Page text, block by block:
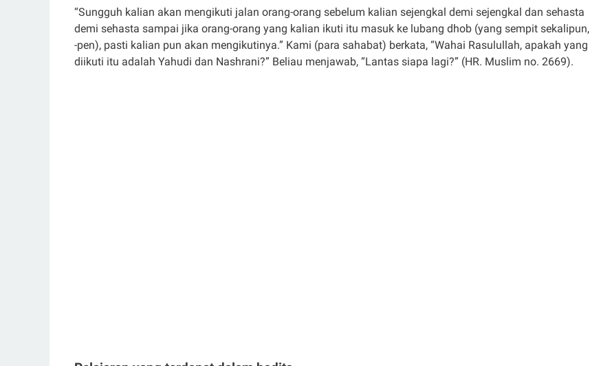
“Sungguh kalian akan mengikuti jalan orang-orang sebelum kalian sejengkal demi sejengkal dan sehasta
demi sehasta sampai jika orang-orang yang kalian ikuti itu masuk ke lubang dhob (yang sempit sekalipun,
-pen), pasti kalian pun akan mengikutinya.” Kami (para sahabat) berkata, “Wahai Rasulullah, apakah yang
diikuti itu adalah Yahudi dan Nashrani?” Beliau menjawab, “Lantas siapa lagi?” (HR. Muslim no. 2669).